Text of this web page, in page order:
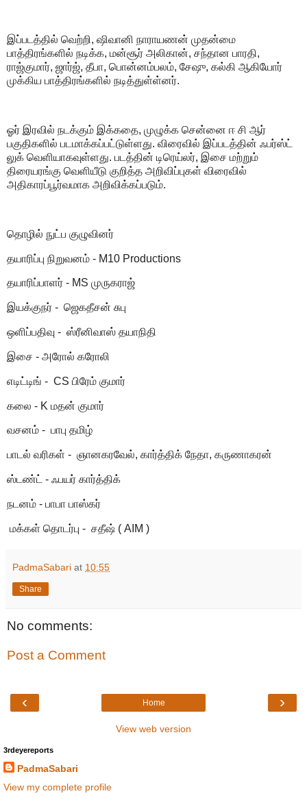
இப்படத்தில் வெற்றி, ஷிவானி நாராயணன் முதன்மை
பாத்திரங்களில் நடிக்க, மன்சூர் அலிகான், சந்தான பாரதி,
ராஜ்குமார், ஜார்ஜ், தீபா, பொன்னம்பலம், சேஷு, கல்கி ஆகியோர்
முக்கிய பாத்திரங்களில் நடித்துள்ள்னர்.
ஓர் இரவில் நடக்கும் இக்கதை, முழுக்க சென்னை ஈ சி ஆர்
பகுதிகளில் படமாக்கப்பட்டுள்ளது. விரைவில் இப்படத்தின் ஃபர்ஸ்ட்
லுக் வெளியாகவுள்ளது. படத்தின் டிரெய்லர், இசை மற்றும்
திரையரங்கு வெளியீடு குறித்த அறிவிப்புகள் விரைவில்
அதிகாரப்பூர்வமாக அறிவிக்கப்படும்.
தொழில் நுட்ப குழுவினர்
தயாரிப்பு நிறுவனம் - M10 Productions
தயாரிப்பாளர் - MS முருகராஜ்
இயக்குநர் - ஜெகதீசன் சுபு
ஒளிப்பதிவு - ஸ்ரீனிவாஸ் தயாநிதி
இசை - அரோல் கரோலி
எடிட்டிங் - CS பிரேம் குமார்
கலை - K மதன் குமார்
வசனம் - பாபு தமிழ்
பாடல் வரிகள் - ஞானகரவேல், கார்த்திக் நேதா, கருணாகரன்
ஸ்டண்ட் - ஃபயர் கார்த்திக்
நடனம் - பாபா பாஸ்கர்
மக்கள் தொடர்பு - சதீஷ் ( AIM )
PadmaSabari at 10:55
Share
No comments:
Post a Comment
‹ ›
Home
View web version
3rdeyereports
PadmaSabari
View my complete profile